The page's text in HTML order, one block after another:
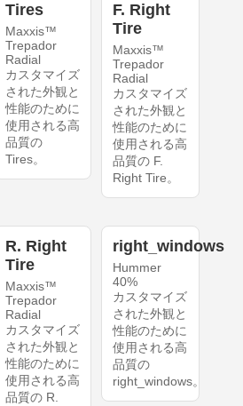
Tires
Maxxis™
Trepador
Radial
カスタマイズ
された外観と
性能のために
使用される高
品質の
Tires。
F. Right
Tire
Maxxis™
Trepador
Radial
カスタマイズ
された外観と
性能のために
使用される高
品質の F.
Right Tire。
R. Right
Tire
Maxxis™
Trepador
Radial
カスタマイズ
された外観と
性能のために
使用される高
品質の R.
right_windows
Hummer
40%
カスタマイズ
された外観と
性能のために
使用される高
品質の
right_windows。